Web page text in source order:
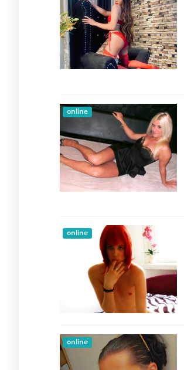
online
online
online